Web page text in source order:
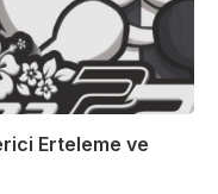
Erteleme ve